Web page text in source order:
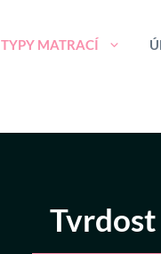
TYPY MATRACÍ